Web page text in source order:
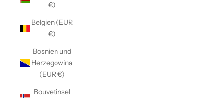
€)
Belgien (EUR
€)
Bosnien und
Herzegowina
(EUR €)
Bouvetinsel